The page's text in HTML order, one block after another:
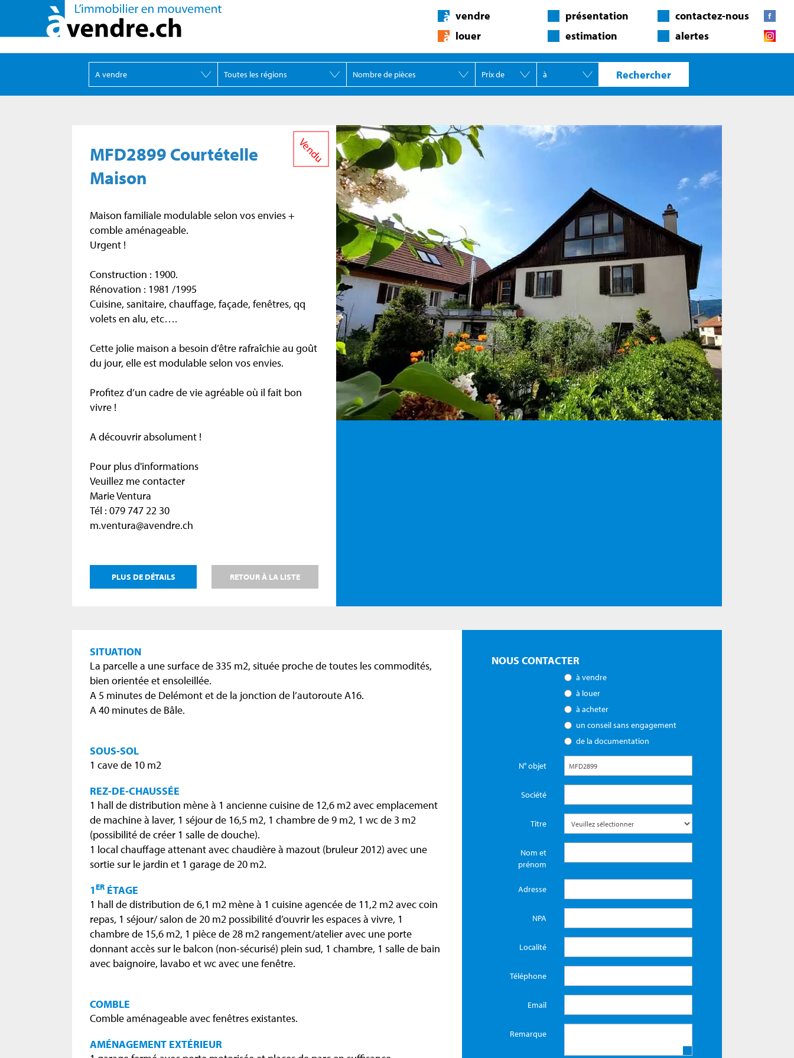
vendre
louer
présentation
estimation
contactez-nous
alertes
MFD2899 Courtételle
Maison
Vendu
Maison familiale modulable selon vos envies +
comble aménageable.
Urgent !
Construction : 1900.
Rénovation : 1981 /1995
Cuisine, sanitaire, chauffage, façade, fenêtres, qq
volets en alu, etc….
Cette jolie maison a besoin d’être rafraîchie au goût
du jour, elle est modulable selon vos envies.
Profitez d’un cadre de vie agréable où il fait bon
vivre !
A découvrir absolument !
Pour plus d'informations
Veuillez me contacter
Marie Ventura
Tél : 079 747 22 30
m.ventura@avendre.ch
PLUS DE DÉTAILS RETOUR À LA LISTE
SITUATION
La parcelle a une surface de 335 m2, située proche de toutes les commodités,
bien orientée et ensoleillée.
A 5 minutes de Delémont et de la jonction de l’autoroute A16.
A 40 minutes de Bâle.
SOUS-SOL
1 cave de 10 m2
REZ-DE-CHAUSSÉE
1 hall de distribution mène à 1 ancienne cuisine de 12,6 m2 avec emplacement
de machine à laver, 1 séjour de 16,5 m2, 1 chambre de 9 m2, 1 wc de 3 m2
(possibilité de créer 1 salle de douche).
1 local chauffage attenant avec chaudière à mazout (bruleur 2012) avec une
sortie sur le jardin et 1 garage de 20 m2.
1 ER ÉTAGE
1 hall de distribution de 6,1 m2 mène à 1 cuisine agencée de 11,2 m2 avec coin
repas, 1 séjour/ salon de 20 m2 possibilité d’ouvrir les espaces à vivre, 1
chambre de 15,6 m2, 1 pièce de 28 m2 rangement/atelier avec une porte
donnant accès sur le balcon (non-sécurisé) plein sud, 1 chambre, 1 salle de bain
avec baignoire, lavabo et wc avec une fenêtre.
COMBLE
Comble aménageable avec fenêtres existantes.
AMÉNAGEMENT EXTÉRIEUR
NOUS CONTACTER
à vendre
à louer
à acheter
un conseil sans engagement
de la documentation
N° objet
Société
Titre
Nom et
prénom
Adresse
NPA
Localité
Téléphone
Email
Remarque